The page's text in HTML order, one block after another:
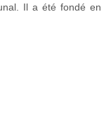
Il a été fondé en